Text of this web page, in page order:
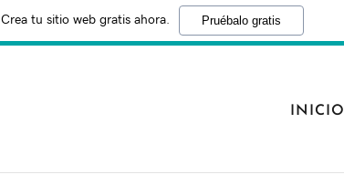
Crea tu sitio web gratis ahora. Pruébalo gratis
INICIO